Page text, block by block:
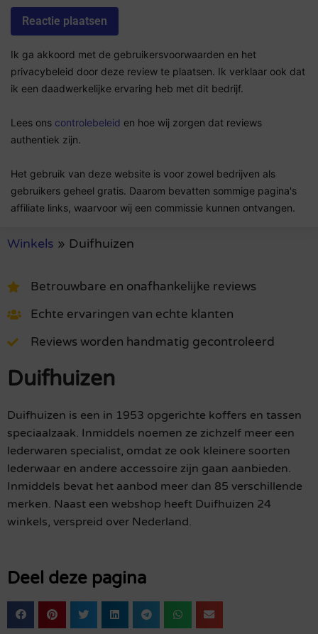
Ik ga akkoord met de gebruikersvoorwaarden en het
privacybeleid door deze review te plaatsen. Ik verklaar ook dat
ik een daadwerkelijke ervaring heb met dit bedrijf.
Lees ons controlebeleid en hoe wij zorgen dat reviews
authentiek zijn.
Het gebruik van deze website is voor zowel bedrijven als
gebruikers geheel gratis. Daarom bevatten sommige pagina's
affiliate links, waarvoor wij een commissie kunnen ontvangen.
Winkels » Duifhuizen
Betrouwbare en onafhankelijke reviews
Echte ervaringen van echte klanten
Reviews worden handmatig gecontroleerd
Duifhuizen
Duifhuizen is een in 1953 opgerichte koffers en tassen
speciaalzaak. Inmiddels noemen ze zichzelf meer een
lederwaren specialist, omdat ze ook kleinere soorten
lederwaar en andere accessoire zijn gaan aanbieden.
Inmiddels bevat het aanbod meer dan 85 verschillende
merken. Naast een webshop heeft Duifhuizen 24
winkels, verspreid over Nederland.
Deel deze pagina